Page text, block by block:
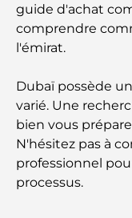
Les meilleurs
le shopping et
Que faire au
dynamique
Cartes de
complet
guide d'achat
comprendre
l'émirat.
Dubaï possède
varié. Une
bien vous
N'hésitez pas à
professionnel
processus.